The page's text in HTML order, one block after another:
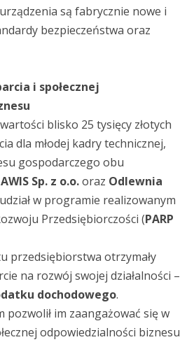
są fabrycznie nowe i
bezpieczeństwa oraz
i społecznej
blisko 25 tysięcy złotych
dla młodej kadry technicznej,
gospodarczego obu
AWIS Sp. z o.o.oraz Odlewnia
w programie realizowanym
Przedsiębiorczości (PARP
przedsiębiorstwa otrzymały
na rozwój swojej działalności –
dochodowego.
pozwolił im zaangażować się w
odpowiedzialności biznesu